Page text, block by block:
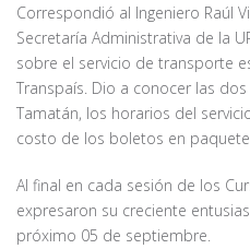
Correspondió al Ingeniero Raúl
Secretaría Administrativa de la
sobre el servicio de transporte
Transpaís. Dio a conocer las
Tamatán, los horarios del
costo de los boletos en
Al final en cada sesión de los
expresaron su creciente
próximo 05 de septiembre.